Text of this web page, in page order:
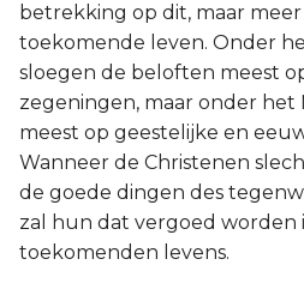
betrekking op dit, maar
toekomende leven. Onder
sloegen de beloften meest
zegeningen, maar onder het
meest op geestelijke en
Wanneer de Christenen
de goede dingen des
zal hun dat vergoed worden
toekomenden levens.